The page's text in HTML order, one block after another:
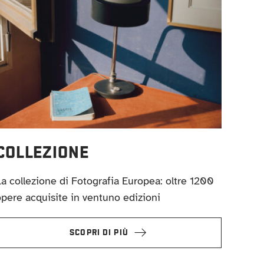
collezione di Fotografia Europea: oltre 1200
acquisite in ventuno edizioni
SCOPRI DI PIÙ